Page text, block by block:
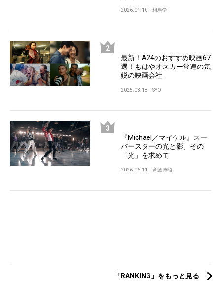
2026.01.10 相馬学
最新！A24のおすすめ映画67
選！もはやオスカー常連の気
鋭の映画会社
2025.03.18 SYO
『Michael／マイケル』スー
パースターの光と影、その
「光」を求めて
2026.06.11 斉藤博昭
「RANKING」をもっと見る